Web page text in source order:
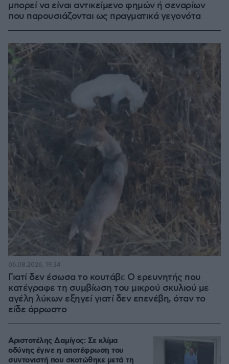
μπορεί να είναι αντικείμενο φημών ή σεναρίων
που παρουσιάζονται ως πραγματικά γεγονότα
Γιατί δεν έσωσα το κουτάβι: Ο ερευνητής που
κατέγραφε τη συμβίωση του μικρού σκυλιού με
αγέλη λύκων εξηγεί γιατί δεν επενέβη, όταν το
είδε άρρωστο
06.08.2026, 19:34
Αριστοτέλης Δαμίγος: Σε κλίμα
οδύνης έγινε η αποτέφρωση του
συντονιστή που σκοτώθηκε μετά τη